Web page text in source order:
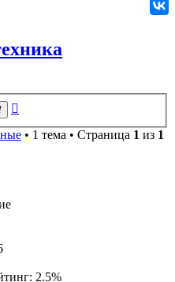
Поиск
• 1 тема • Страница 1 из 1
2.5%